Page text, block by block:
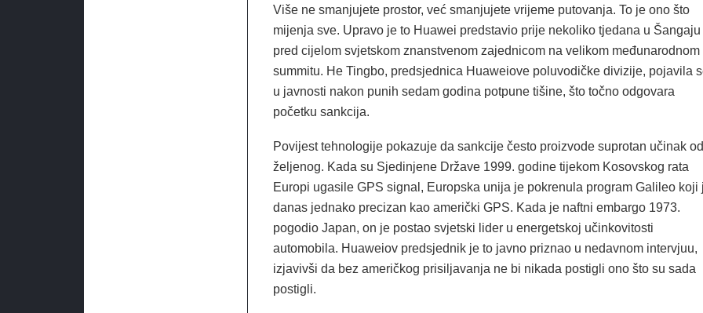
Više ne smanjujete prostor, već smanjujete vrijeme putovanja. To je ono što
mijenja sve. Upravo je to Huawei predstavio prije nekoliko tjedana u Šangaju
pred cijelom svjetskom znanstvenom zajednicom na velikom međunarodnom
summitu. He Tingbo, predsjednica Huaweiove poluvodičke divizije, pojavila
u javnosti nakon punih sedam godina potpune tišine, što točno odgovara
početku sankcija.
Povijest tehnologije pokazuje da sankcije često proizvode suprotan učinak od
željenog. Kada su Sjedinjene Države 1999. godine tijekom Kosovskog rata
Europi ugasile GPS signal, Europska unija je pokrenula program Galileo koji
danas jednako precizan kao američki GPS. Kada je naftni embargo 1973.
pogodio Japan, on je postao svjetski lider u energetskoj učinkovitosti
automobila. Huaweiov predsjednik je to javno priznao u nedavnom intervjuu,
izjavivši da bez američkog prisiljavanja ne bi nikada postigli ono što su sada
postigli.